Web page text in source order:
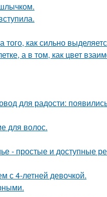
того, как сильно
а в том, как цвет
для радости:
для волос.
- простые и доступные
с 4-летней девочкой.